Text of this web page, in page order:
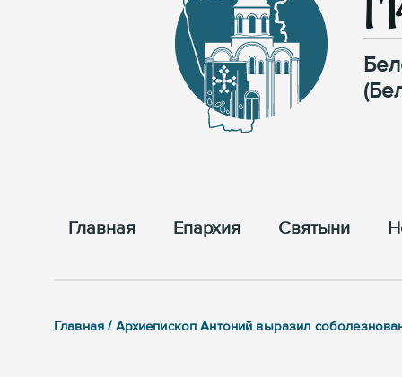
Главная Епархия Cвятыни
Главная / Архиепископ Антоний выразил